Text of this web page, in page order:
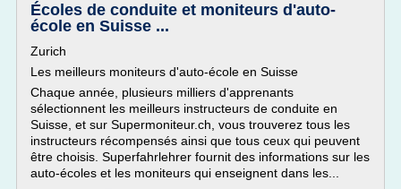
Écoles de conduite et moniteurs d'auto-
école en Suisse ...
Zurich
Les meilleurs moniteurs d'auto-école en Suisse
Chaque année, plusieurs milliers d'apprenants
sélectionnent les meilleurs instructeurs de conduite en
Suisse, et sur Supermoniteur.ch, vous trouverez tous les
instructeurs récompensés ainsi que tous ceux qui peuvent
être choisis. Superfahrlehrer fournit des informations sur les
auto-écoles et les moniteurs qui enseignent dans les...